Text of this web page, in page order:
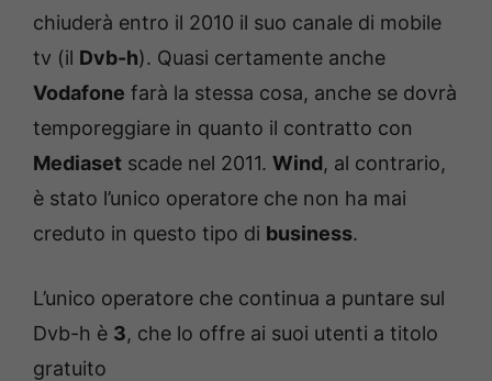
chiuderà entro il 2010 il suo canale di mobile
tv (il Dvb-h). Quasi certamente anche
Vodafone farà la stessa cosa, anche se dovrà
temporeggiare in quanto il contratto con
Mediaset scade nel 2011. Wind, al contrario,
è stato l’unico operatore che non ha mai
creduto in questo tipo di business.
L’unico operatore che continua a puntare sul
Dvb-h è 3, che lo offre ai suoi utenti a titolo
gratuito